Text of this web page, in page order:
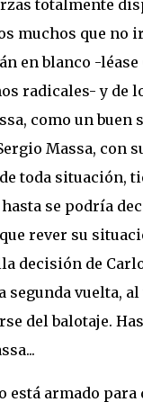
totalmente
muchos que no
en blanco -
radicales- y de
como un buen
Massa, con
toda situación,
se podría
rever su
decisión de
segunda vuelta,
del balotaje.
está armado para